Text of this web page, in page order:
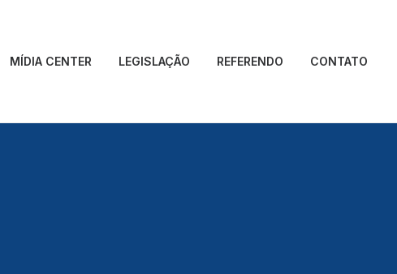
MÍDIA CENTER LEGISLAÇÃO REFERENDO CONTATO